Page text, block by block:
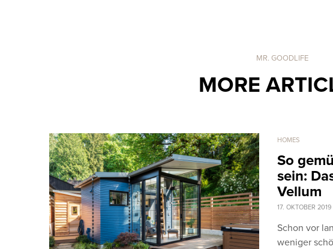
MR. GOODLIFE
MORE
HOMES
So
sein:
Vellum
17. OKTOBER 2019
Schon vor
weniger